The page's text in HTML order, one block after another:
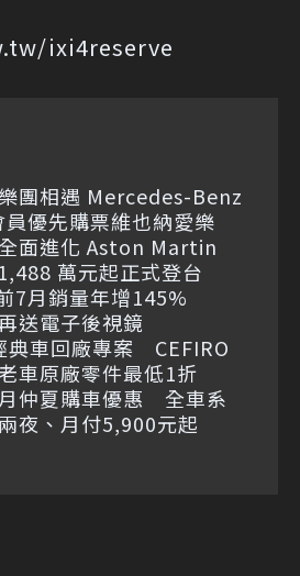
ixi4reserve
團相遇 Mercedes-Benz
員優先購票維也納愛樂
面進化 Aston Martin
萬元起正式登台
7月銷量年增145%
送電子後視鏡
典車回廠專案 CEFIRO
車原廠零件最低1折
仲夏購車優惠 全車系
夜、月付5,900元起